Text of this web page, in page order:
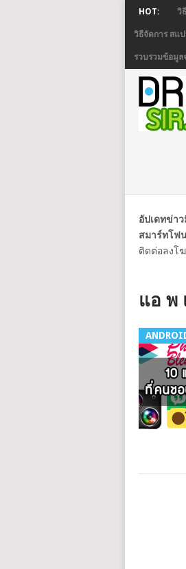
HOT: วิ
วิธีจัดการ สแ
รวบรวมข้อมูล
อัปเดทข่า
สมาร์ทโฟ
ติดต่อลงโ
แอ พ